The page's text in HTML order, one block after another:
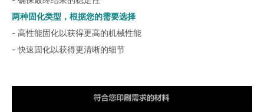
两种固化类型，根据您的需要选择
- 高性能固化以获得更高的机械性能
- 快速固化以获得更清晰的细节